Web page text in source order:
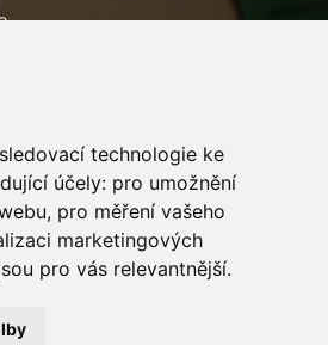
technologie ke
účely: pro umožnění
, pro měření vašeho
marketingových
pro vás relevantnější.